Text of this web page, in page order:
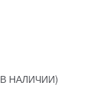
(В НАЛИЧИИ)